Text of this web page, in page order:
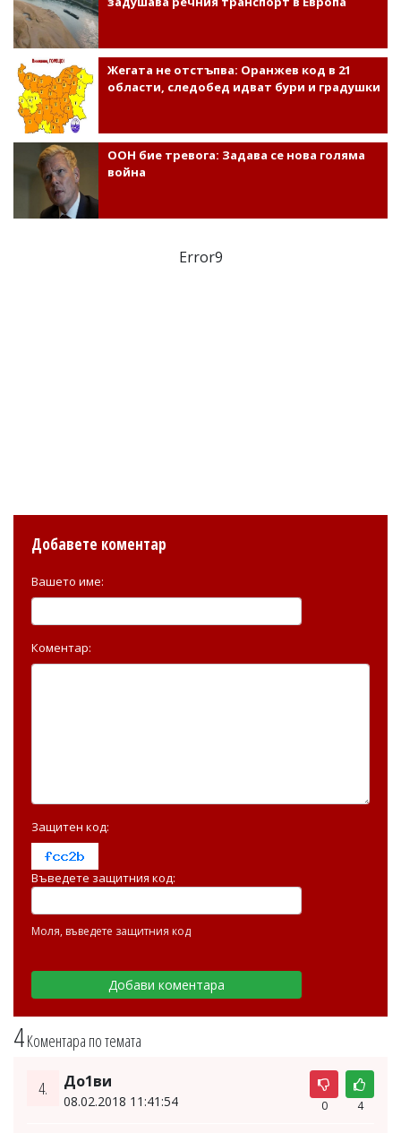
Жегата не отстъпва: Оранжев код в 21
области, следобед идват бури и градушки
ООН бие тревога: Задава се нова голяма
война
Error9
4Коментара по темата
4. До1ви
08.02.2018 11:41:54 0 4
Добавете коментар
Вашето име:
Коментар:
Защитен код:
Въведете защитния код:
Моля, въведете защитния код